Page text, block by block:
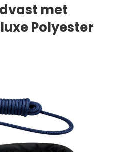
met
Polyester